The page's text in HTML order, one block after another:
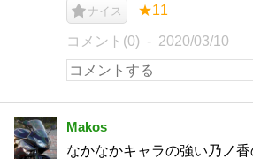
ナイス ★11
コメント(0) 2020/03/10
Makos
なかなかキャラの強い乃ノ